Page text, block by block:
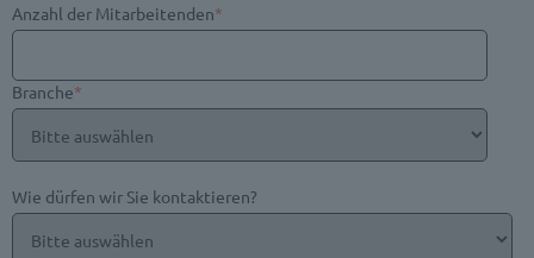
Anzahl der Mitarbeitenden*
Branche*
Wie dürfen wir Sie kontaktieren?